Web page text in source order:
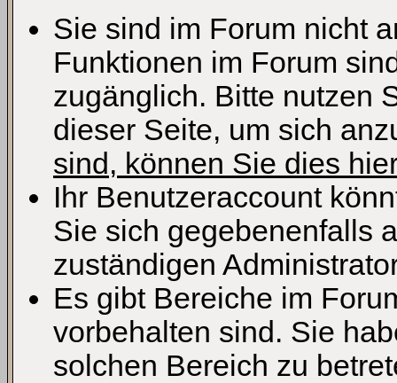
Sie sind im Forum nicht
Funktionen im Forum
zugänglich. Bitte nutzen
dieser Seite, um sich
sind, können Sie dies
Ihr Benutzeraccount
Sie sich gegebenenfalls
zuständigen
Es gibt Bereiche im
vorbehalten sind. Sie
solchen Bereich zu